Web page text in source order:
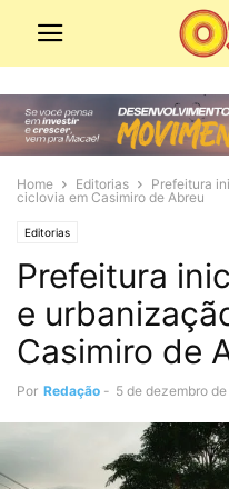
Home Editorias
Prefeitura
ciclovia em Casimiro de Abreu
Editorias
Prefeitura
e
Casimiro de
Por Redação - 5 de dezembro